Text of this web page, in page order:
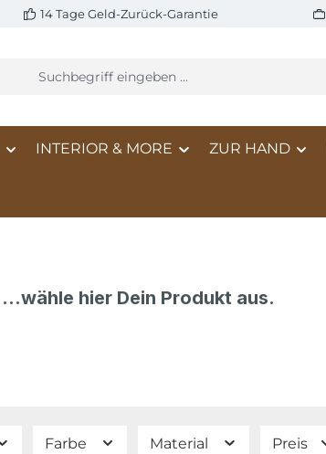
14 Tage Geld-Zurück-Garantie
INTERIOR & MORE ZUR HAND
...wähle hier Dein Produkt aus.
Farbe Material Preis